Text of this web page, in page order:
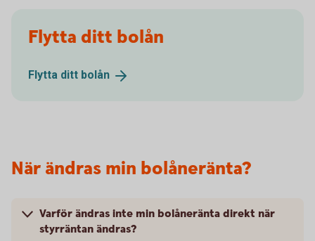
Flytta ditt bolån
Flytta ditt bolån
När ändras min bolåneränta?
Varför ändras inte min bolåneränta direkt när
styrräntan ändras?